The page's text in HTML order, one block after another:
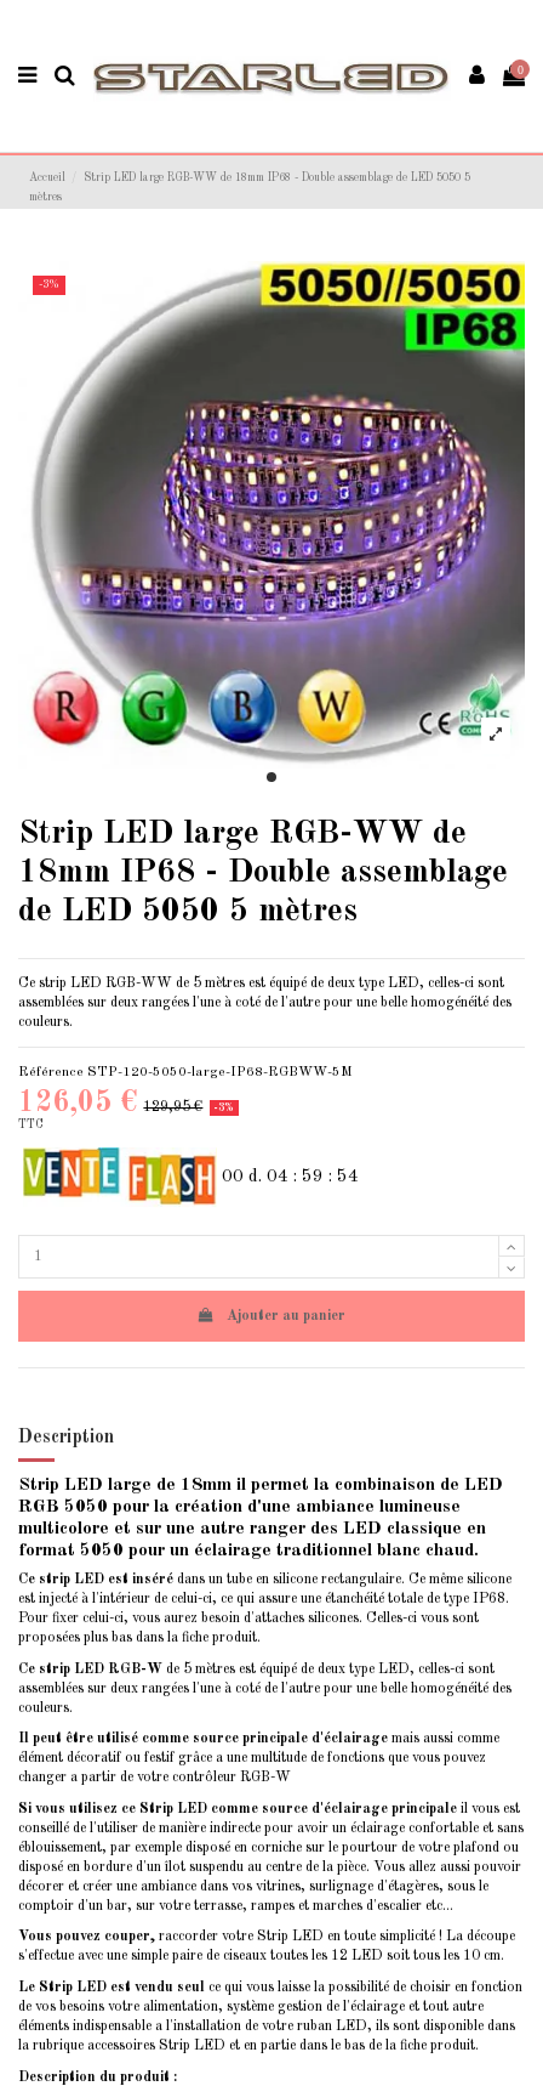
0
Accueil
Strip LED large RGB-WW de 18mm IP68 - Double assemblage de LED 5050 5
mètres
-3%
Strip LED large RGB-WW de
18mm IP68 - Double assemblage
de LED 5050 5 mètres
Ce strip LED RGB-WW de 5 mètres est équipé de deux type LED, celles-ci sont
assemblées sur deux rangées l'une à coté de l'autre pour une belle homogénéité des
couleurs.
Référence STP-120-5050-large-IP68-RGBWW-5M
126,05 € 129,95 €
-3%
TTC
00 d. 04 : 59 : 54
Ajouter au panier
Description
Strip LED large de 18mm il permet la combinaison de LED
RGB 5050 pour la création d'une ambiance lumineuse
multicolore et sur une autre ranger des LED classique en
format 5050 pour un éclairage traditionnel blanc chaud.
Ce strip LED est inséré dans un tube en silicone rectangulaire. Ce même silicone
est injecté à l'intérieur de celui-ci, ce qui assure une étanchéité totale de type IP68.
Pour fixer celui-ci, vous aurez besoin d'attaches silicones. Celles-ci vous sont
proposées plus bas dans la fiche produit.
Ce strip LED RGB-W de 5 mètres est équipé de deux type LED, celles-ci sont
assemblées sur deux rangées l'une à coté de l'autre pour une belle homogénéité des
couleurs.
Il peut être utilisé comme source principale d'éclairage mais aussi comme
élément décoratif ou festif grâce a une multitude de fonctions que vous pouvez
changer a partir de votre contrôleur RGB-W
Si vous utilisez ce Strip LED comme source d'éclairage principale il vous est
conseillé de l'utiliser de manière indirecte pour avoir un éclairage confortable et sans
éblouissement, par exemple disposé en corniche sur le pourtour de votre plafond ou
disposé en bordure d'un îlot suspendu au centre de la pièce. Vous allez aussi pouvoir
décorer et créer une ambiance dans vos vitrines, surlignage d'étagères, sous le
comptoir d'un bar, sur votre terrasse, rampes et marches d'escalier etc...
Vous pouvez couper, raccorder votre Strip LED en toute simplicité ! La découpe
s'effectue avec une simple paire de ciseaux toutes les 12 LED soit tous les 10 cm.
Le Strip LED est vendu seul ce qui vous laisse la possibilité de choisir en fonction
de vos besoins votre alimentation, système gestion de l'éclairage et tout autre
éléments indispensable a l'installation de votre ruban LED, ils sont disponible dans
la rubrique accessoires Strip LED et en partie dans le bas de la fiche produit.
Description du produit :